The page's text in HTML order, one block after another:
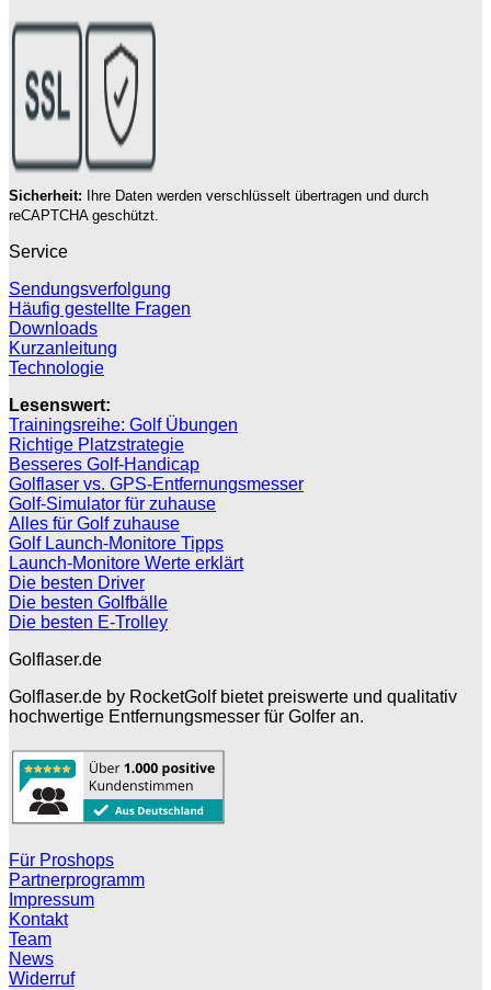
Sicherheit: Ihre Daten werden verschlüsselt übertragen und durch
reCAPTCHA geschützt.
Service
Sendungsverfolgung
Häufig gestellte Fragen
Downloads
Kurzanleitung
Technologie
Lesenswert:
Trainingsreihe: Golf Übungen
Richtige Platzstrategie
Besseres Golf-Handicap
Golflaser vs. GPS-Entfernungsmesser
Golf-Simulator für zuhause
Alles für Golf zuhause
Golf Launch-Monitore Tipps
Launch-Monitore Werte erklärt
Die besten Driver
Die besten Golfbälle
Die besten E-Trolley
Golflaser.de
Golflaser.de by RocketGolf bietet preiswerte und qualitativ
hochwertige Entfernungsmesser für Golfer an.
Für Proshops
Partnerprogramm
Impressum
Kontakt
Team
News
Widerruf